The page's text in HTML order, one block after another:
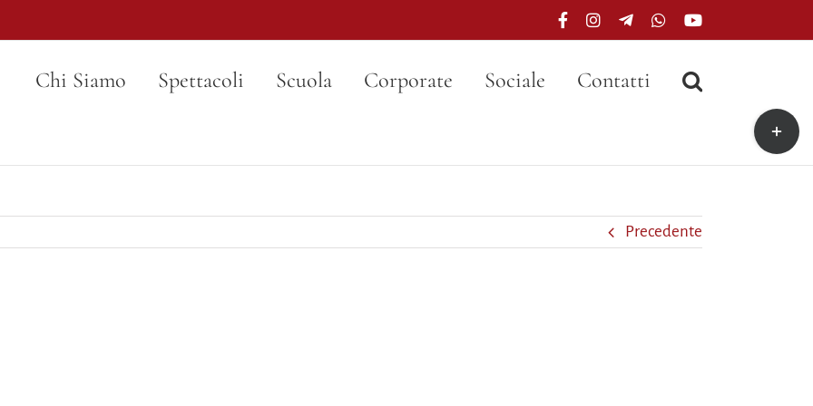
FacebookInstagramTelegramWhatsAppYouTube
Chi Siamo Spettacoli Scuola Corporate Sociale Contatti
Precedente
Toggle
area
barra